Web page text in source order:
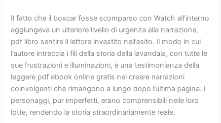
Il fatto che il boxcar fosse scomparso con Watch all’interno
aggiungeva un ulteriore livello di urgenza alla narrazione,
pdf libro sentire il lettore investito nell’esito. Il modo in cui
l’autore intreccia i fili della storia della lavandaia, con tutte le
sue frustrazioni e illuminazioni, è una testimonianza della
leggere pdf ebook online gratis nel creare narrazioni
coinvolgenti che rimangono a lungo dopo l’ultima pagina. I
personaggi, pur imperfetti, erano comprensibili nelle loro
lotte, rendendo la storia straordinariamente reale.